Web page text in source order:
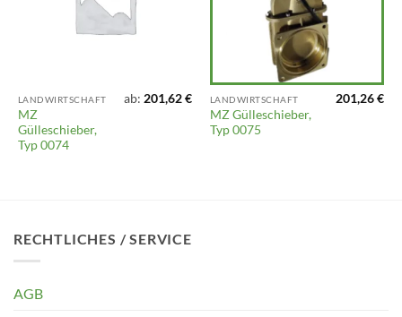
LANDWIRTSCHAFT
MZ
Gülleschieber,
Typ 0074
ab:201,62€ LANDWIRTSCHAFT
MZ Gülleschieber,
Typ 0075
201,26€
RECHTLICHES / SERVICE
AGB